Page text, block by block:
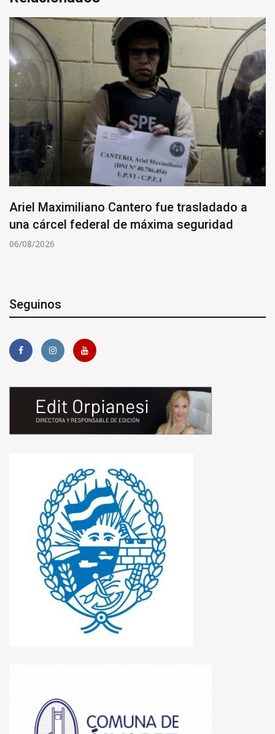
Ariel Maximiliano Cantero fue trasladado a
una cárcel federal de máxima seguridad
06/08/2026
Seguinos